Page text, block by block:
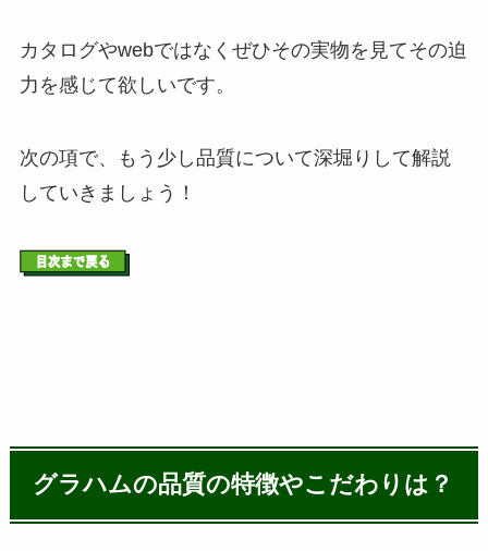
カタログやwebではなくぜひその実物を見てその迫
力を感じて欲しいです。
次の項で、もう少し品質について深堀りして解説
していきましょう！
グラハムの品質の特徴やこだわりは？